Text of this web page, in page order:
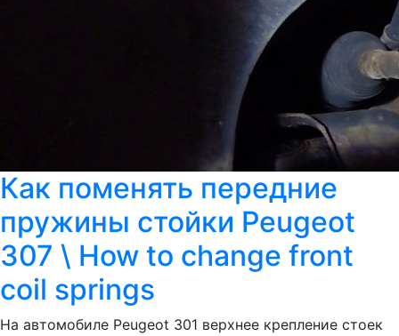
Как поменять передние
пружины стойки Peugeot
307 \ How to change front
coil springs
На автомобиле Peugeot 301 верхнее крепление стоек